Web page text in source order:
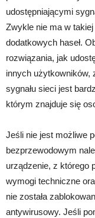
udostępniającymi
Zwykle nie ma w
dodatkowych haseł.
rozwiązania, jak
innych użytkowników,
sygnału sieci jest
którym znajduje się
Jeśli nie jest możliwe
bezprzewodowym
urządzenie, z którego
wymogi techniczne
nie została
antywirusowy. Jeśli